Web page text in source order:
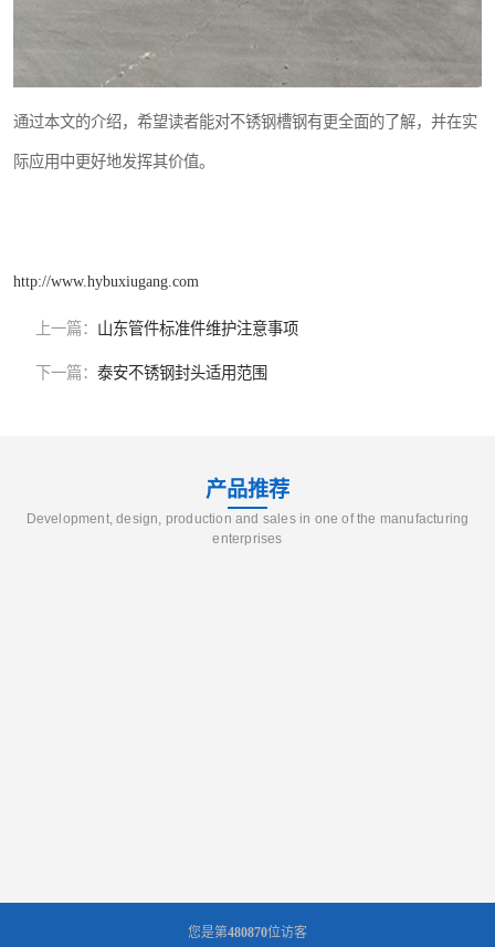
通过本文的介绍，希望读者能对不锈钢槽钢有更全面的了解，并在实
际应用中更好地发挥其价值。
http://www.hybuxiugang.com
上一篇： 山东管件标准件维护注意事项
下一篇： 泰安不锈钢封头适用范围
产品推荐
Development, design, production and sales in one of the manufacturing
enterprises
您是第480870位访客